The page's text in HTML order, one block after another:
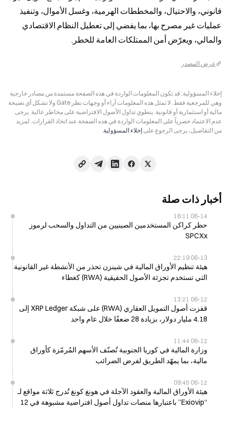
والمالي، ويعرّض أمن الممتلكات العامة للخطر.
عرض المصدر
إخلاء المسؤولية: قد تكون المعلومات الواردة في هذه الصفحة مستمدة من مصادر خارجية
وهي للمرجعية فقط. لا تمثل هذه المعلومات آراء أو وجهات نظر Gate ولا تشكل أي نصيحة
مالية أو استثمارية أو قانونية. ينطوي تداول الأصول الافتراضية على مخاطر عالية. يرجى
عدم الاعتماد حصرياً على المعلومات الواردة في هذه الصفحة عند اتخاذ القرارات. لمزيد
من التفاصيل، يرجى الرجوع على إخلاء المسؤولية.
أخبار ذات صلة
06-14 16:11
حظر كراكن المستخدمين الصينيين من التداول والسحب لرموز
SPCXx
06-13 22:19
هيئة تنظيم الأوراق المالية في شينزن تحذر من الأنشطة غير القانونية
التي تستخدم تجزئة الأصول الحقيقية (RWA) كغطاء
06-12 13:21
قفزت أصول التمويل العقاري (RWA) على شبكة XRP Ledger إلى
4.18 مليار دولار، بزيادة 28 ضعفًا خلال عام واحد
06-12 11:44
وزارة المالية في كوريا الجنوبية تُصنّف الأسهم المُرمّزة كأوراق
مالية، بما يمهّد الطريق لفرض الضرائب
06-12 09:45
هيئة الأوراق المالية والعقود الآجلة في هونغ كونغ تُدرج ثلاثة مواقع لـ
“Exiovip” باعتبارها منصات تداول أصول افتراضية مشبوهة في 12